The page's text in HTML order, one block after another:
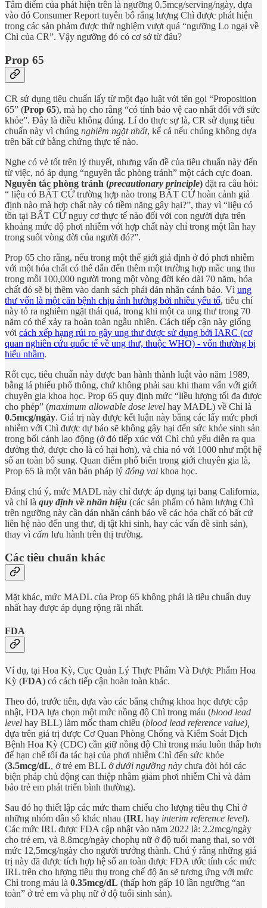
Tâm điểm của phát hiện trên là ngưỡng 0.5mcg/serving/ngày, dựa
vào đó Consumer Report tuyên bố rằng lượng Chì được phát hiện
trong các sản phảm được thử nghiệm vượt quá “ngưỡng Lo ngại về
Chì của CR”. Vậy ngưỡng đó có cơ sở từ đâu?
Prop 65
CR sử dụng tiêu chuẩn lấy từ một đạo luật với tên gọi “Proposition
65” (Prop 65), mà họ cho rằng “có tính bảo vệ cao nhất đối với sức
khỏe”. Đây là điều không đúng. Lí do thực sự là, CR sử dụng tiêu
chuẩn này vì chúng nghiêm ngặt nhất, kể cả nếu chúng không dựa
trên bất cứ bằng chứng thực tế nào.
Nghe có vẻ tốt trên lý thuyết, nhưng vấn đề của tiêu chuẩn này đến
từ việc, nó áp dụng “nguyên tắc phòng tránh” một cách cực đoan.
Nguyên tắc phòng tránh (precautionary principle) đặt ra câu hỏi:
“ liệu có BẤT CỨ trường hợp nào trong BẤT CỨ hoàn cảnh giả
định nào mà hợp chất này có tiềm năng gây hại?”, thay vì “liệu có
tồn tại BẤT CỨ nguy cơ thực tế nào đối với con người dựa trên
khoảng mức độ phơi nhiễm với hợp chất này chỉ trong một lần hay
trong suốt vòng đời của người đó?”.
Prop 65 cho rằng, nếu trong một thế giới giả định ở đó phơi nhiễm
với một hóa chất có thể dẫn đến thêm một trường hợp mắc ung thu
trong mỗi 100,000 người trong một vòng đời kéo dài 70 năm, hóa
chất đó sẽ bị thêm vào danh sách phải dán nhãn cảnh báo. Vì ung
thư vốn là một căn bệnh chịu ảnh hưởng bởi nhiều yếu tố, tiêu chí
này tỏ ra nghiêm ngặt thái quá, trong khi một ca ung thư trong 70
năm có thể xảy ra hoàn toàn ngẫu nhiên. Cách tiếp cận này giống
với cách xếp hạng rủi ro gây ung thư được sử dụng bởi IARC (cơ
quan nghiên cứu quốc tế về ung thư, thuộc WHO) - vốn thường bị
hiểu nhầm.
Rốt cục, tiêu chuẩn này được ban hành thành luật vào năm 1989,
bằng lá phiếu phổ thông, chứ không phải sau khi tham vấn với giới
chuyên gia khoa học. Prop 65 quy định mức “liều lượng tối đa được
cho phép” (maximum allowable dose level hay MADL) về Chì là
0.5mcg/ngày. Giá trị này được kết luận này bằng các lấy mức phơi
nhiễm với Chì được dự báo sẽ không gây hại đến sức khỏe sinh sản
trong bối cảnh lao động (ở đó tiếp xúc với Chì chủ yếu diễn ra qua
đường thở, được cho là có hại hơn), và chia nó với 1000 như một hệ
số an toàn bổ sung. Quan điểm phổ biến trong giới chuyên gia là,
Prop 65 là một văn bản pháp lý đóng vai khoa học.
Đáng chú ý, mức MADL này chỉ được áp dụng tại bang California,
và chỉ là quy định về nhãn hiệu (các sản phẩm có hàm lượng Chì
trên ngưỡng này cần dán nhãn cảnh bảo về các hóa chất có bất cứ
liên hệ nào đến ung thư, dị tật khi sinh, hay các vấn đề sinh sản),
thay vì cấm lưu hành trên thị trường.
Các tiêu chuẩn khác
Mặt khác, mức MADL của Prop 65 không phải là tiêu chuẩn duy
nhất hay được áp dụng rộng rãi nhất.
FDA
Ví dụ, tại Hoa Kỳ, Cục Quản Lý Thực Phẩm Và Dược Phẩm Hoa
Kỳ (FDA) có cách tiếp cận hoàn toàn khác.
Theo đó, trước tiên, dựa vào các bằng chứng khoa học được cập
nhật, FDA lựa chọn một mức nồng độ Chì trong máu (blood lead
level hay BLL) làm mốc tham chiếu (blood lead reference value),
dựa trên giá trị được Cơ Quan Phòng Chống và Kiểm Soát Dịch
Bệnh Hoa Kỳ (CDC) cần giữ nồng độ Chì trong máu luôn thấp hơn
để hạn chế tối đa tác hại của phơi nhiễm Chì đến sức khỏe
(3.5mcg/dL, ở trẻ em BLL ởdưới ngưỡng này chưa đòi hỏi các
biện pháp chủ động can thiệp nhằm giảm phơi nhiễm Chì và đảm
bảo trẻ em phát triển bình thường).
Sau đó họ thiết lập các mức tham chiếu cho lượng tiêu thụ Chì ở
những nhóm dân số khác nhau (IRL hay interim reference level).
Các mức IRL được FDA cập nhật vào năm 2022 là: 2.2mcg/ngày
cho trẻ em, và 8.8mcg/ngày chophụ nữ ở độ tuổi mang thai, so với
mức 12,5mcg/ngày cho người trưởng thành. Chú ý rằng những giá
trị này đã được tích hợp hệ số an toàn được FDA ước tính các mức
IRL trên cho lượng tiêu thụ trong chế độ ăn sẽ tương ứng với mức
Chì trong máu là 0.35mcg/dL (thấp hơn gấp 10 lần ngưỡng “an
toàn” ở trẻ em và phụ nữ ở độ tuổi sinh sản).